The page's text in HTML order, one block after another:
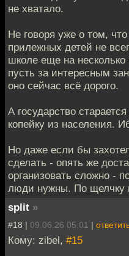
не хватало.
Не говоря уже о том,
прилежных детей не
школе еще на несколько
пусть за интересным
оно сейчас всё дорого.
А государство
копейку из населения.
Но даже если бы
сделать - опять же
организовать сложно -
люди нужны. По щелчку
split »
#18 | 09.06.26 05:01 |
Кому: zibel, #15